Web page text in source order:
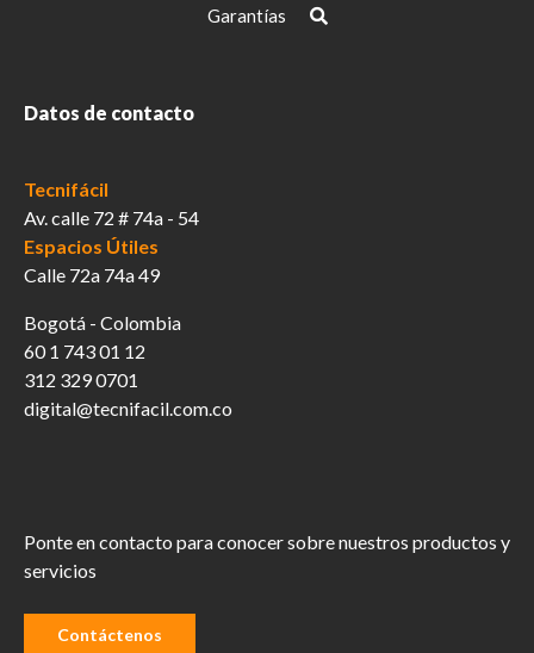
Garantías
Datos de contacto
Tecnifácil
Av. calle 72 # 74a - 54
Espacios Útiles
Calle 72a 74a 49
Bogotá - Colombia
60 1 743 01 12
312 329 0701
digital@tecnifacil.com.co
Ponte en contacto para conocer sobre nuestros productos y
servicios
Contáctenos